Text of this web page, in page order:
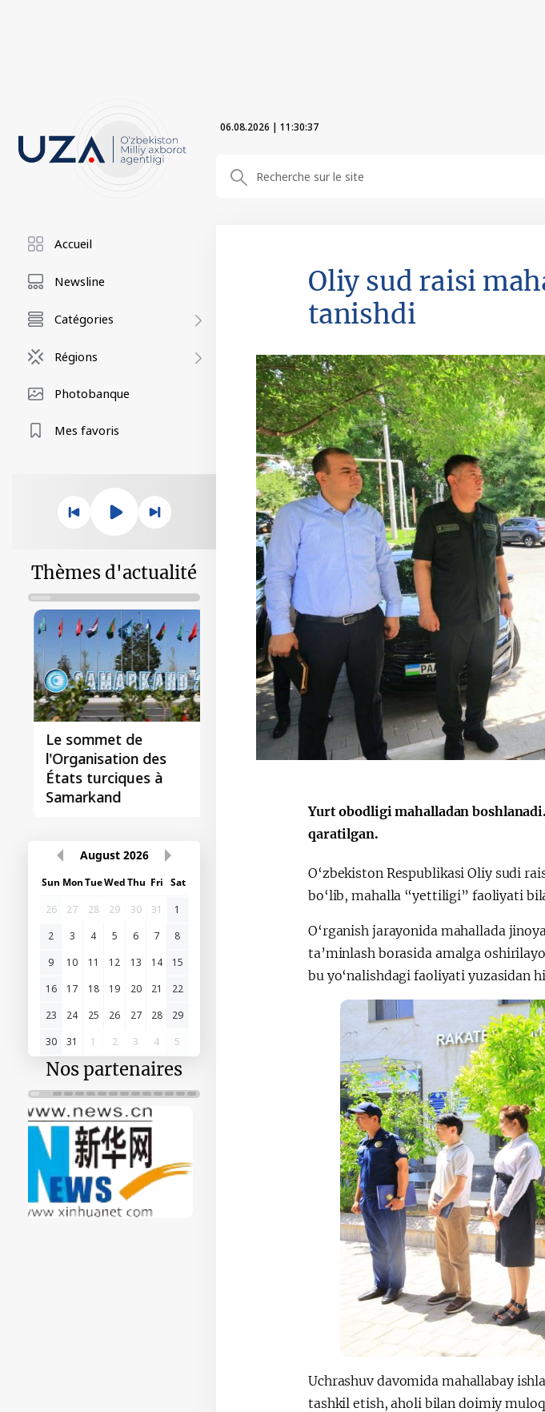
06.08.2026 | 11:30:39
Accueil
Newsline
Catégories
Régions
Photobanque
Mes favoris
Thèmes d'actualité
Le sommet de
l'Organisation des
États turciques à
Samarkand
August 2026
Sun MonTueWedThu Fri Sat
26
27 28 29 30 31
1
2
3 4 5 6 7
8
9
10 11 12 13 14
15
16
17 18 19 20 21
22
23
24 25 26 27 28
29
30
31 1 2 3 4 5
Nos partenaires
Oliy sud raisi
tanishdi
Yurt obodligi mahalladan
qaratilgan.
O‘zbekiston Respublikasi Oliy sudi
bo‘lib, mahalla “yettiligi” faoliyati
O‘rganish jarayonida mahallada
ta’minlash borasida amalga
bu yo‘nalishdagi faoliyati yuzasidan
Uchrashuv davomida mahallabay
tashkil etish, aholi bilan doimiy